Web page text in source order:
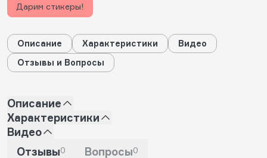
Дарим стикеры!
Описание Характеристики
Видео
Отзывы и Вопросы
Описание
Характеристики
Видео
Отзывы0 Вопросы0